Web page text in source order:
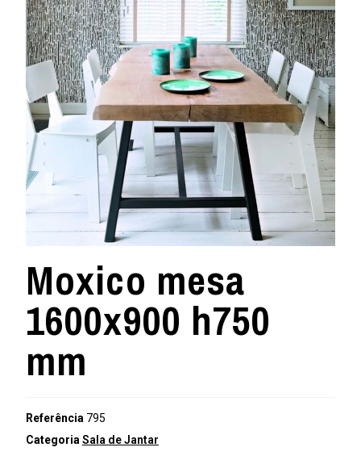
Moxico mesa
1600x900 h750
mm
Referência 795
Categoria Sala de Jantar